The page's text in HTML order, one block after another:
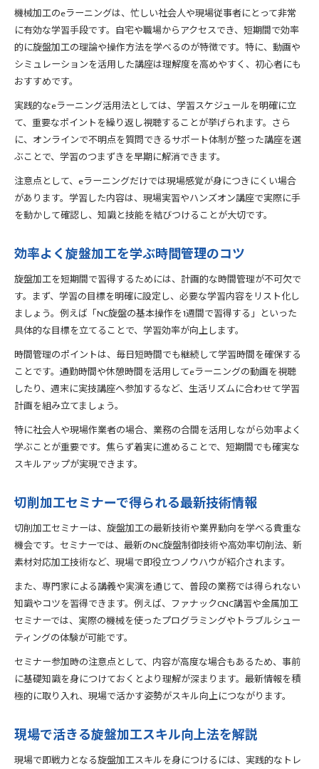
旋盤加工eラーニングで現場力を高めるコツ
実践力を強化する機械加工講座の使い方
機械加工eラーニング活用でスキルアップ
無料eラーニングで機械加工技術を磨く方法
通信教育を活用した旋盤加工の独学ポイント
旋盤加工eラーニングで業務効率化を実感
ファナックCNC講習のeラーニング活用事例
機械加工のeラーニングは、忙しい社会人や現場従事者にとって非常
に有効な学習手段です。自宅や職場からアクセスでき、短期間で効率
的に旋盤加工の理論や操作方法を学べるのが特徴です。特に、動画や
シミュレーションを活用した講座は理解度を高めやすく、初心者にも
おすすめです。
実践的なeラーニング活用法としては、学習スケジュールを明確に立
て、重要なポイントを繰り返し視聴することが挙げられます。さら
に、オンラインで不明点を質問できるサポート体制が整った講座を選
ぶことで、学習のつまずきを早期に解消できます。
注意点として、eラーニングだけでは現場感覚が身につきにくい場合
があります。学習した内容は、現場実習やハンズオン講座で実際に手
を動かして確認し、知識と技能を結びつけることが大切です。
効率よく旋盤加工を学ぶ時間管理のコツ
旋盤加工を短期間で習得するためには、計画的な時間管理が不可欠で
す。まず、学習の目標を明確に設定し、必要な学習内容をリスト化し
ましょう。例えば「NC旋盤の基本操作を1週間で習得する」といった
具体的な目標を立てることで、学習効率が向上します。
時間管理のポイントは、毎日短時間でも継続して学習時間を確保する
ことです。通勤時間や休憩時間を活用してeラーニングの動画を視聴
したり、週末に実技講座へ参加するなど、生活リズムに合わせて学習
計画を組み立てましょう。
特に社会人や現場作業者の場合、業務の合間を活用しながら効率よく
学ぶことが重要です。焦らず着実に進めることで、短期間でも確実な
スキルアップが実現できます。
切削加工セミナーで得られる最新技術情報
切削加工セミナーは、旋盤加工の最新技術や業界動向を学べる貴重な
機会です。セミナーでは、最新のNC旋盤制御技術や高効率切削法、新
素材対応加工技術など、現場で即役立つノウハウが紹介されます。
また、専門家による講義や実演を通じて、普段の業務では得られない
知識やコツを習得できます。例えば、ファナックCNC講習や金属加工
セミナーでは、実際の機械を使ったプログラミングやトラブルシュー
ティングの体験が可能です。
セミナー参加時の注意点として、内容が高度な場合もあるため、事前
に基礎知識を身につけておくとより理解が深まります。最新情報を積
極的に取り入れ、現場で活かす姿勢がスキル向上につながります。
現場で活きる旋盤加工スキル向上法を解説
現場で即戦力となる旋盤加工スキルを身につけるには、実践的なトレ